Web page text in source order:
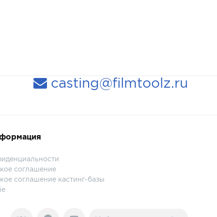
casting@filmtoolz.ru
соглашение
соглашение кастинг-базы